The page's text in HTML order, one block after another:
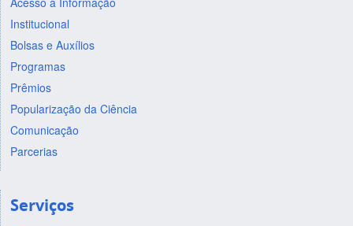
Institucional
Bolsas e Auxílios
Programas
Prêmios
Popularização da Ciência
Comunicação
Parcerias
Serviços